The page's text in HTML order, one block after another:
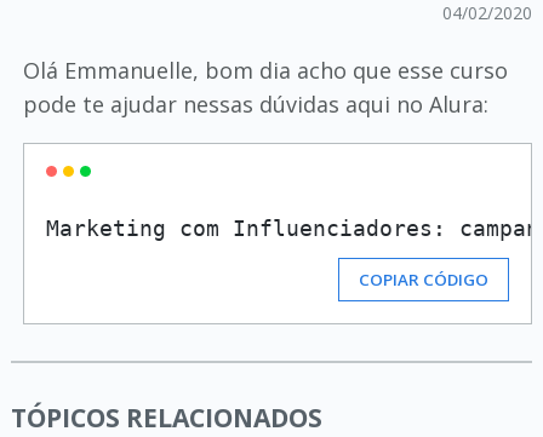
04/02/2020
Olá Emmanuelle, bom dia acho que esse curso
pode te ajudar nessas dúvidas aqui no Alura:
Marketing com Influenciadores:
COPIAR CÓDIGO
TÓPICOS RELACIONADOS